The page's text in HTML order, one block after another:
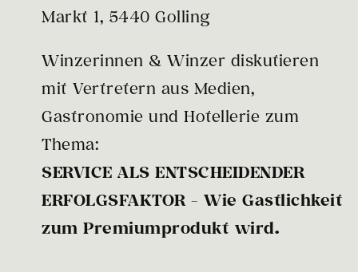
Markt 1, 5440 Golling
Winzerinnen & Winzer diskutieren
mit Vertretern aus Medien,
Gastronomie und Hotellerie zum
Thema:
SERVICE ALS ENTSCHEIDENDER
ERFOLGSFAKTOR - Wie Gastlichkeit
zum Premiumprodukt wird.